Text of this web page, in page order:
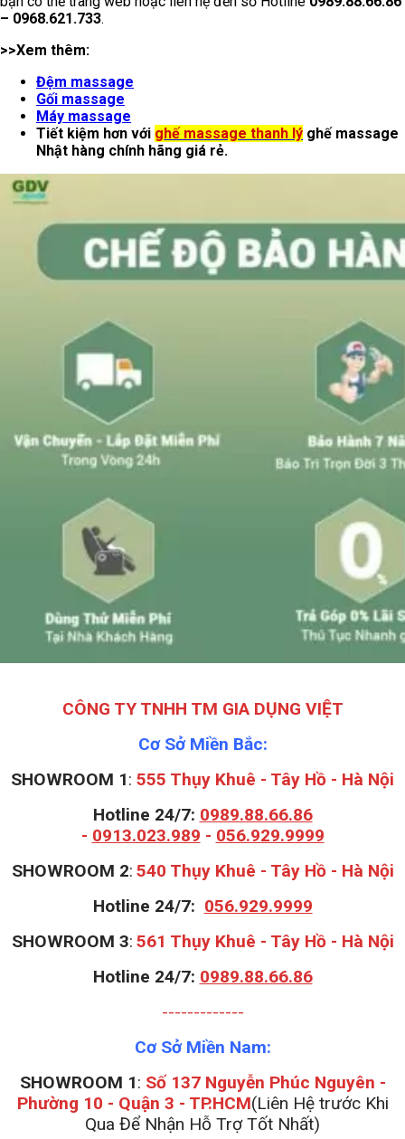
– 0968.621.733.
>>Xem thêm:
Đệm massage
Gối massage
Máy massage
Tiết kiệm hơn với ghế massage thanh lý ghế massage
Nhật hàng chính hãng giá rẻ.
CÔNG TY TNHH TM GIA DỤNG VIỆT
Cơ Sở Miền Bắc:
SHOWROOM 1: 555 Thụy Khuê - Tây Hồ - Hà Nội
Hotline 24/7: 0989.88.66.86
- 0913.023.989 - 056.929.9999
SHOWROOM 2: 540 Thụy Khuê - Tây Hồ - Hà Nội
Hotline 24/7: 056.929.9999
SHOWROOM 3: 561 Thụy Khuê - Tây Hồ - Hà Nội
Hotline 24/7: 0989.88.66.86
-------------
Cơ Sở Miền Nam:
SHOWROOM 1: Số 137 Nguyễn Phúc Nguyên -
Phường 10 - Quận 3 - TP.HCM(Liên Hệ trước Khi
Qua Để Nhận Hỗ Trợ Tốt Nhất)